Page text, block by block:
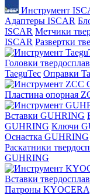
Инструмент
Адаптеры ISCAR
ISCAR Метчики
ISCAR Развертки
Головки
TaeguTec Оправки
Пластина опорная
Вставки GUHRING
GUHRING Ключи
Оснастка GUHRING
Раскатники
GUHRING
Вставки
Патроны KYOCERA